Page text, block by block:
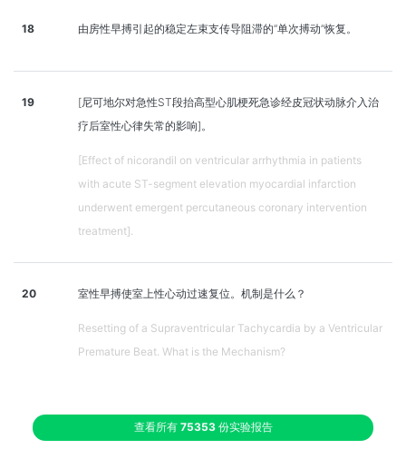
18 由房性早搏引起的稳定左束支传导阻滞的“单次搏动”恢复。
19
[尼可地尔对急性ST段抬高型心肌梗死急诊经皮冠状动脉介入治
疗后室性心律失常的影响]。
[Effect of nicorandil on ventricular arrhythmia in patients
with acute ST-segment elevation myocardial infarction
underwent emergent percutaneous coronary intervention
treatment].
20 室性早搏使室上性心动过速复位。机制是什么？
Resetting of a Supraventricular Tachycardia by a Ventricular
Premature Beat. What is the Mechanism?
查看所有 75353份实验报告